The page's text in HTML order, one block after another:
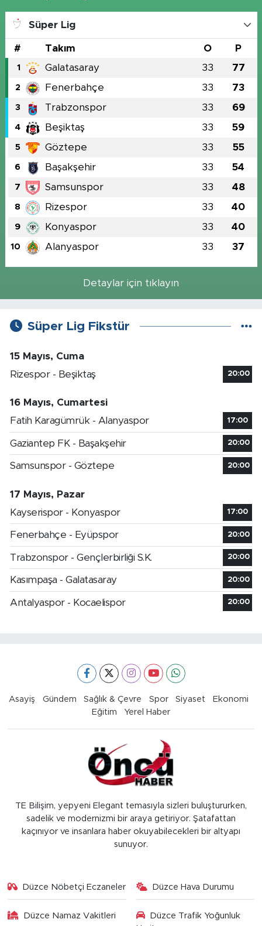
Süper Lig
# Takım O P
1 Galatasaray 33 77
2 Fenerbahçe 33 73
3 Trabzonspor 33 69
4 Beşiktaş 33 59
5 Göztepe 33 55
6 Başakşehir 33 54
7 Samsunspor 33 48
8 Rizespor 33 40
9 Konyaspor 33 40
10 Alanyaspor 33 37
Detaylar için tıklayın
Süper Lig Fikstür
15 Mayıs, Cuma
Rizespor - Beşiktaş
20:00
16 Mayıs, Cumartesi
Fatih Karagümrük - Alanyaspor
17:00
Gaziantep FK - Başakşehir 20:00
Samsunspor - Göztepe 20:00
17 Mayıs, Pazar
Kayserispor - Konyaspor
17:00
Fenerbahçe - Eyüpspor 20:00
Trabzonspor - Gençlerbirliği S.K. 20:00
Kasımpaşa - Galatasaray 20:00
Antalyaspor - Kocaelispor 20:00
Asayiş Gündem Sağlık & Çevre Spor Siyaset
Ekonomi
Eğitim
Yerel Haber
TE Bilişim, yepyeni Elegant temasıyla sizleri buluştururken,
sadelik ve modernizmi bir araya getiriyor. Şatafattan
kaçınıyor ve insanlara haber okuyabilecekleri bir altyapı
sunuyor.
Düzce Nöbetçi Eczaneler Düzce Hava Durumu
Düzce Namaz Vakitleri
Düzce Trafik Yoğunluk